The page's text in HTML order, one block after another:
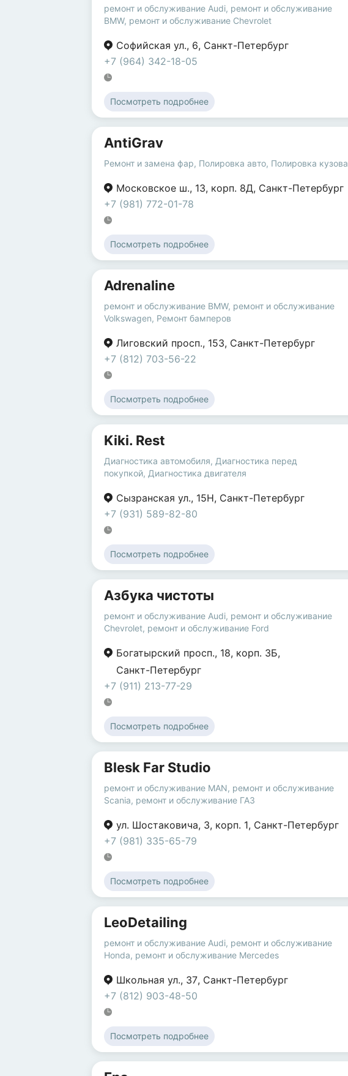
ремонт и обслуживание Audi, ремонт и обслуживание
BMW, ремонт и обслуживание Chevrolet
Софийская ул., 6, Санкт-Петербург
+7 (964) 342-18-05
Посмотреть подробнее
AntiGrav
Ремонт и замена фар, Полировка авто, Полировка кузова
Московское ш., 13, корп. 8Д, Санкт-Петербург
+7 (981) 772-01-78
Посмотреть подробнее
Adrenaline
ремонт и обслуживание BMW, ремонт и обслуживание
Volkswagen, Ремонт бамперов
Лиговский просп., 153, Санкт-Петербург
+7 (812) 703-56-22
Посмотреть подробнее
Kiki. Rest
Диагностика автомобиля, Диагностика перед
покупкой, Диагностика двигателя
Сызранская ул., 15Н, Санкт-Петербург
+7 (931) 589-82-80
Посмотреть подробнее
Азбука чистоты
ремонт и обслуживание Audi, ремонт и обслуживание
Chevrolet, ремонт и обслуживание Ford
Богатырский просп., 18, корп. 3Б,
Санкт-Петербург
+7 (911) 213-77-29
Посмотреть подробнее
Blesk Far Studio
ремонт и обслуживание MAN, ремонт и обслуживание
Scania, ремонт и обслуживание ГАЗ
ул. Шостаковича, 3, корп. 1, Санкт-Петербург
+7 (981) 335-65-79
Посмотреть подробнее
LeoDetailing
ремонт и обслуживание Audi, ремонт и обслуживание
Honda, ремонт и обслуживание Mercedes
Школьная ул., 37, Санкт-Петербург
+7 (812) 903-48-50
Посмотреть подробнее